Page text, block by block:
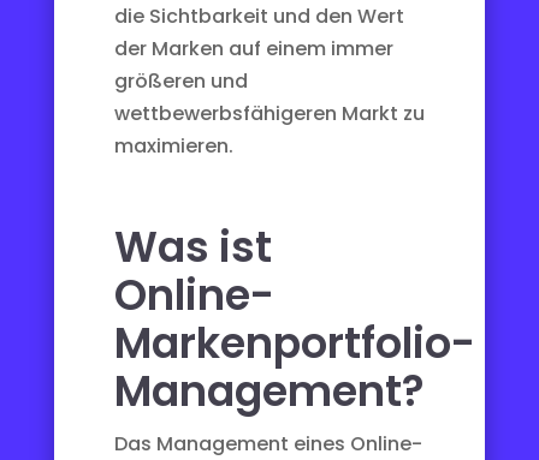
die Sichtbarkeit und den Wert
der Marken auf einem immer
größeren und
wettbewerbsfähigeren Markt zu
maximieren.
Was ist
Online-
Markenportfolio-
Management?
Das Management eines Online-